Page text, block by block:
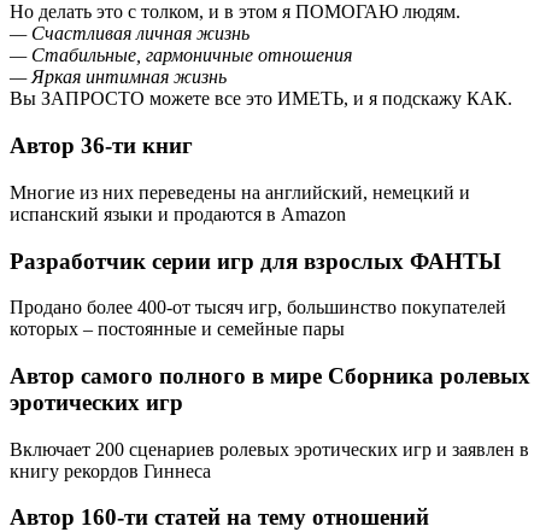
Но делать это с толком, и в этом я ПОМОГАЮ людям.
— Счастливая личная жизнь
— Стабильные, гармоничные отношения
— Яркая интимная жизнь
Вы ЗАПРОСТО можете все это ИМЕТЬ, и я подскажу КАК.
Автор 36-ти книг
Многие из них переведены на английский, немецкий и
испанский языки и продаются в Amazon
Разработчик серии игр для взрослых ФАНТЫ
Продано более 400-от тысяч игр, большинство покупателей
которых – постоянные и семейные пары
Автор самого полного в мире Сборника ролевых
эротических игр
Включает 200 сценариев ролевых эротических игр и заявлен в
книгу рекордов Гиннеса
Автор 160-ти статей на тему отношений